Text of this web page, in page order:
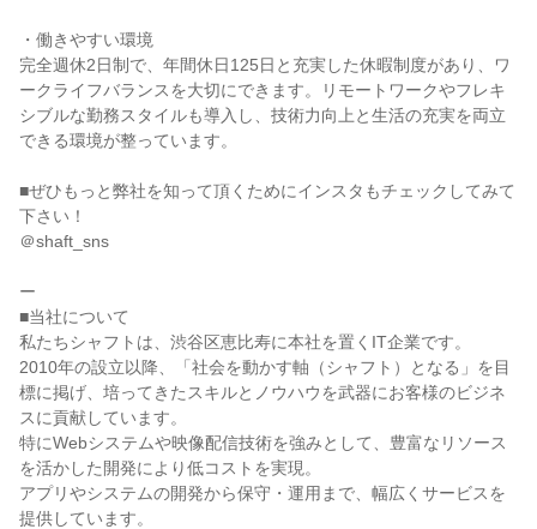
・働きやすい環境
完全週休2日制で、年間休日125日と充実した休暇制度があり、ワ
ークライフバランスを大切にできます。リモートワークやフレキ
シブルな勤務スタイルも導入し、技術力向上と生活の充実を両立
できる環境が整っています。
■ぜひもっと弊社を知って頂くためにインスタもチェックしてみて
下さい！
＠shaft_sns
ー
■当社について
私たちシャフトは、渋谷区恵比寿に本社を置くIT企業です。
2010年の設立以降、「社会を動かす軸（シャフト）となる」を目
標に掲げ、培ってきたスキルとノウハウを武器にお客様のビジネ
スに貢献しています。
特にWebシステムや映像配信技術を強みとして、豊富なリソース
を活かした開発により低コストを実現。
アプリやシステムの開発から保守・運用まで、幅広くサービスを
提供しています。